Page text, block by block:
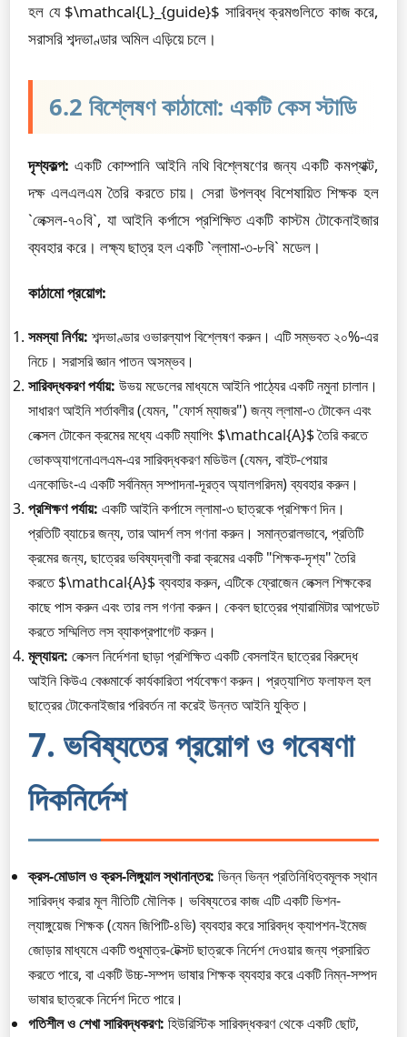
হল যে $\mathcal{L}_{guide}$ সারিবদ্ধ ক্রমগুলিতে কাজ করে,
সরাসরি শব্দভাণ্ডার অমিল এড়িয়ে চলে।
6.2 বিশ্লেষণ কাঠামো: একটি কেস স্টাডি
দৃশ্যকল্প: একটি কোম্পানি আইনি নথি বিশ্লেষণের জন্য একটি কমপ্যাক্ট,
দক্ষ এলএলএম তৈরি করতে চায়। সেরা উপলব্ধ বিশেষায়িত শিক্ষক হল
`লেক্সল-৭০বি`, যা আইনি কর্পাসে প্রশিক্ষিত একটি কাস্টম টোকেনাইজার
ব্যবহার করে। লক্ষ্য ছাত্র হল একটি `ল্লামা-৩-৮বি` মডেল।
কাঠামো প্রয়োগ:
সমস্যা নির্ণয়: শব্দভাণ্ডার ওভারল্যাপ বিশ্লেষণ করুন। এটি সম্ভবত ২০%-এর
নিচে। সরাসরি জ্ঞান পাতন অসম্ভব।
সারিবদ্ধকরণ পর্যায়: উভয় মডেলের মাধ্যমে আইনি পাঠ্যের একটি নমুনা চালান।
সাধারণ আইনি শর্তাবলীর (যেমন, "ফোর্স ম্যাজর") জন্য ল্লামা-৩ টোকেন এবং
লেক্সল টোকেন ক্রমের মধ্যে একটি ম্যাপিং $\mathcal{A}$ তৈরি করতে
ভোকঅ্যাগনোএলএম-এর সারিবদ্ধকরণ মডিউল (যেমন, বাইট-পেয়ার
এনকোডিং-এ একটি সর্বনিম্ন সম্পাদনা-দূরত্ব অ্যালগরিদম) ব্যবহার করুন।
প্রশিক্ষণ পর্যায়: একটি আইনি কর্পাসে ল্লামা-৩ ছাত্রকে প্রশিক্ষণ দিন।
প্রতিটি ব্যাচের জন্য, তার আদর্শ লস গণনা করুন। সমান্তরালভাবে, প্রতিটি
ক্রমের জন্য, ছাত্রের ভবিষ্যদ্বাণী করা ক্রমের একটি "শিক্ষক-দৃশ্য" তৈরি
করতে $\mathcal{A}$ ব্যবহার করুন, এটিকে ফ্রোজেন লেক্সল শিক্ষকের
কাছে পাস করুন এবং তার লস গণনা করুন। কেবল ছাত্রের প্যারামিটার আপডেট
করতে সম্মিলিত লস ব্যাকপ্রপাগেট করুন।
মূল্যায়ন: লেক্সল নির্দেশনা ছাড়া প্রশিক্ষিত একটি বেসলাইন ছাত্রের বিরুদ্ধে
আইনি কিউএ বেঞ্চমার্কে কার্যকারিতা পর্যবেক্ষণ করুন। প্রত্যাশিত ফলাফল হল
ছাত্রের টোকেনাইজার পরিবর্তন না করেই উন্নত আইনি যুক্তি।
7. ভবিষ্যতের প্রয়োগ ও গবেষণা
দিকনির্দেশ
ক্রস-মোডাল ও ক্রস-লিঙ্গুয়াল স্থানান্তর: ভিন্ন ভিন্ন প্রতিনিধিত্বমূলক স্থান
সারিবদ্ধ করার মূল নীতিটি মৌলিক। ভবিষ্যতের কাজ এটি একটি ভিশন-
ল্যাঙ্গুয়েজ শিক্ষক (যেমন জিপিটি-৪ভি) ব্যবহার করে সারিবদ্ধ ক্যাপশন-ইমেজ
জোড়ার মাধ্যমে একটি শুধুমাত্র-টেক্সট ছাত্রকে নির্দেশ দেওয়ার জন্য প্রসারিত
করতে পারে, বা একটি উচ্চ-সম্পদ ভাষার শিক্ষক ব্যবহার করে একটি নিম্ন-সম্পদ
ভাষার ছাত্রকে নির্দেশ দিতে পারে।
গতিশীল ও শেখা সারিবদ্ধকরণ: হিউরিস্টিক সারিবদ্ধকরণ থেকে একটি ছোট,